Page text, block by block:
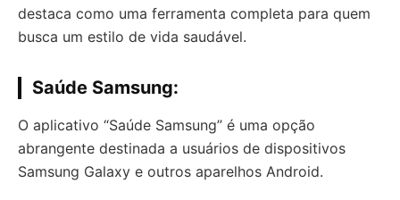
destaca como uma ferramenta completa para quem
busca um estilo de vida saudável.
Saúde Samsung:
O aplicativo “Saúde Samsung” é uma opção
abrangente destinada a usuários de dispositivos
Samsung Galaxy e outros aparelhos Android.